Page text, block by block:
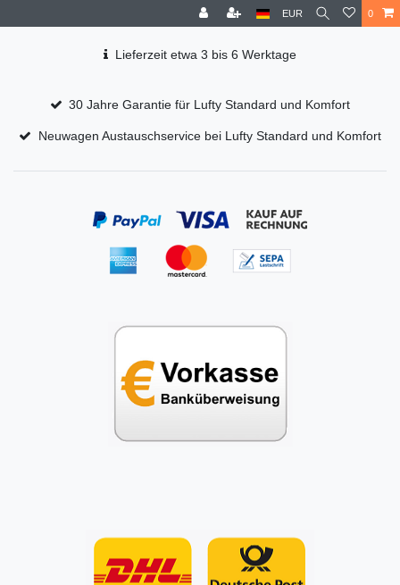
EUR 0
Lieferzeit etwa 3 bis 6 Werktage
30 Jahre Garantie für Lufty Standard und Komfort
Neuwagen Austauschservice bei Lufty Standard und Komfort